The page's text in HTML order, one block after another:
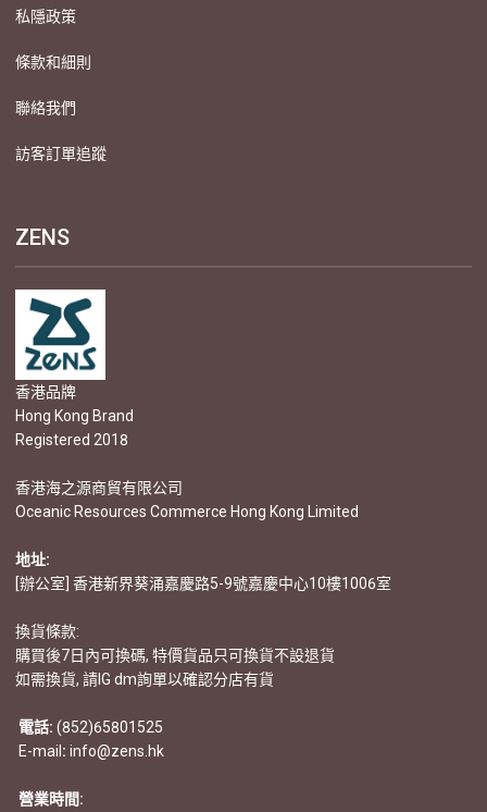
私隱政策
條款和細則
聯絡我們
訪客訂單追蹤
ZENS
香港品牌
Hong Kong Brand
Registered 2018
香港海之源商貿有限公司
Oceanic Resources Commerce Hong Kong Limited
地址:
[辦公室] 香港新界葵涌嘉慶路5-9號嘉慶中心10樓1006室
換貨條款:
購買後7日內可換碼, 特價貨品只可換貨不設退貨
如需換貨, 請IG dm詢單以確認分店有貨
電話: (852)65801525
E-mail : info@zens.hk
營業時間: